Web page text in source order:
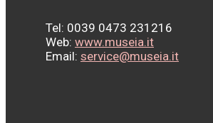
Tel: 0039 0473 231216
Web: www.museia.it
Email: service@museia.it